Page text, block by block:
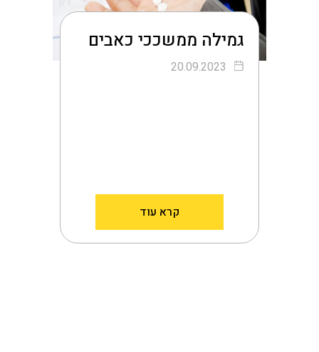
גמילה ממשככי כאבים
20.09.2023
קרא עוד